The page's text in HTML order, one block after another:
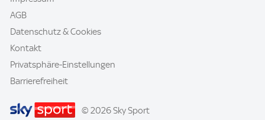
AGB
Datenschutz & Cookies
Kontakt
Privatsphäre-Einstellungen
Barrierefreiheit
© 2026 Sky Sport